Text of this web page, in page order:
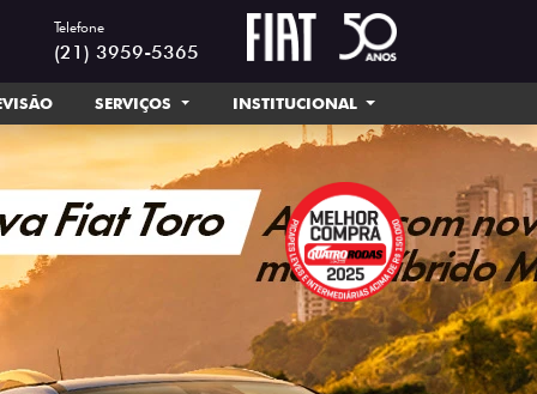
Telefone
(21) 3959-5365
SERVIÇOS INSTITUCIONAL